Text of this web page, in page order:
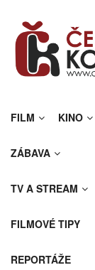
FILM KINO
ZÁBAVA
TV A STREAM
FILMOVÉ TIPY
REPORTÁŽE